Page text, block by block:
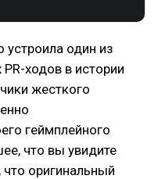
устроила один из
ходов в истории
жесткого
геймплейного
что вы увидите
что оригинальный